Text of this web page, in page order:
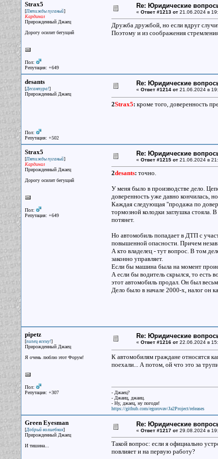
Strax5
[Пятижды пуганый]
Кардинал
Прирожденный Джаец
Дорогу осилит бегущий
Пол:
Репутация: +649
Re: Юридические
« Ответ #1213 от21.06.2024 в
Дружба дружбой, но если вдруг
Поэтому и из соображения
desants
[Десантура!]
Прирожденный Джаец
Пол:
Репутация: +502
Re: Юридические
« Ответ #1214 от21.06.2024 в
2Strax5: кроме того, доверенность
Strax5
[Пятижды пуганый]
Кардинал
Прирожденный Джаец
Дорогу осилит бегущий
Пол:
Репутация: +649
Re: Юридические
« Ответ #1215 от21.06.2024 в
2desants: точно.
У меня было в производстве дело.
доверенность уже давно кончилась,
Каждая следующая "продажа по
тормозной колодки заглушка стояла.
потянет.
Но автомобиль попадает в ДТП с
повышенной опасности. Причем
А кто владелец - тут вопрос. В том
законно управляет.
Если бы машина была на момент
А если бы водитель скрылся, то есть
этот автомобиль продал. Он был
Дело было в начале 2000-х, налог он
pipetz
[пипец всему!]
Прирожденный Джаец
Я очень люблю этот Форум!
Пол:
Репутация: +307
Re: Юридические
« Ответ #1216 от22.06.2024 в
К автомобилям граждане относятся
поехали... А потом, ой что это за
- Джаец?
- Джаиц, джаиц.
- Ну, джаец, ну погоди!
https://github.com/egorovav/Ja2Project/releases
Green Eyesman
[Добрый волшебник]
Прирожденный Джаец
И тишина...
Re: Юридические
« Ответ #1217 от29.08.2024 в
Такой вопрос: если я официально
повлияет и на первую работу?